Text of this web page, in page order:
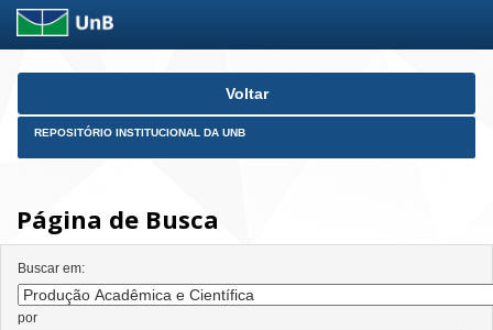
Skip
Voltar
REPOSITÓRIO INSTITUCIONAL DA UNB
Página de Busca
Buscar em:
por